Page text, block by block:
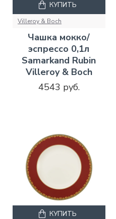
Villeroy & Boch
Чашка мокко/
эспрессо 0,1л
Samarkand Rubin
Villeroy & Boch
4543 руб.
КУПИТЬ
КУПИТЬ